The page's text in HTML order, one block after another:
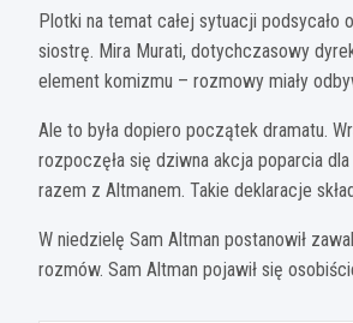
Plotki na temat całej sytuacji
siostrę. Mira Murati, dotychczasowy
element komizmu – rozmowy miały
Ale to była dopiero początek dramatu.
rozpoczęła się dziwna akcja poparcia
razem z Altmanem. Takie deklaracje
W niedzielę Sam Altman postanowił
rozmów. Sam Altman pojawił się